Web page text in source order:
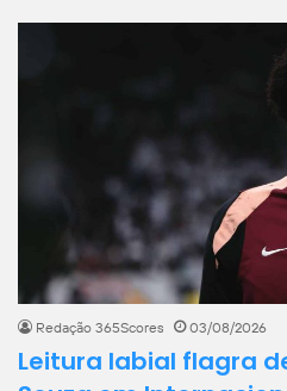
Redação 365Scores 03/08/2026
Leitura labial flagra